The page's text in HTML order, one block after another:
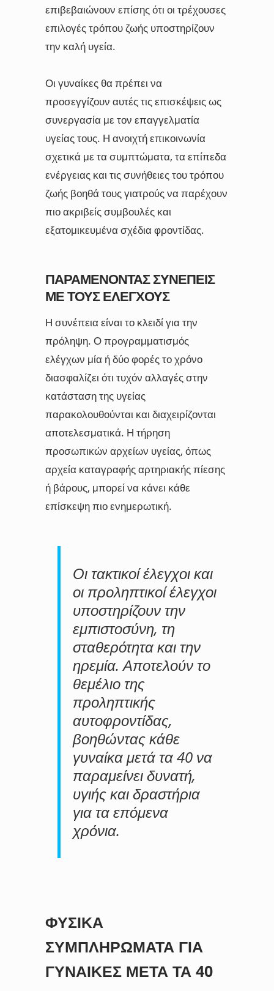
επιβεβαιώνουν επίσης ότι οι τρέχουσες
επιλογές τρόπου ζωής υποστηρίζουν
την καλή υγεία.
Οι γυναίκες θα πρέπει να
προσεγγίζουν αυτές τις επισκέψεις ως
συνεργασία με τον επαγγελματία
υγείας τους. Η ανοιχτή επικοινωνία
σχετικά με τα συμπτώματα, τα επίπεδα
ενέργειας και τις συνήθειες του τρόπου
ζωής βοηθά τους γιατρούς να παρέχουν
πιο ακριβείς συμβουλές και
εξατομικευμένα σχέδια φροντίδας.
ΠΑΡΑΜΈΝΟΝΤΑΣ ΣΥΝΕΠΕΊΣ
ΜΕ ΤΟΥΣ ΕΛΈΓΧΟΥΣ
Η συνέπεια είναι το κλειδί για την
πρόληψη. Ο προγραμματισμός
ελέγχων μία ή δύο φορές το χρόνο
διασφαλίζει ότι τυχόν αλλαγές στην
κατάσταση της υγείας
παρακολουθούνται και διαχειρίζονται
αποτελεσματικά. Η τήρηση
προσωπικών αρχείων υγείας, όπως
αρχεία καταγραφής αρτηριακής πίεσης
ή βάρους, μπορεί να κάνει κάθε
επίσκεψη πιο ενημερωτική.
Οι τακτικοί έλεγχοι και
οι προληπτικοί έλεγχοι
υποστηρίζουν την
εμπιστοσύνη, τη
σταθερότητα και την
ηρεμία. Αποτελούν το
θεμέλιο της
προληπτικής
αυτοφροντίδας,
βοηθώντας κάθε
γυναίκα μετά τα 40 να
παραμείνει δυνατή,
υγιής και δραστήρια
για τα επόμενα
χρόνια.
ΦΥΣΙΚΆ
ΣΥΜΠΛΗΡΏΜΑΤΑ ΓΙΑ
ΓΥΝΑΊΚΕΣ ΜΕΤΆ ΤΑ 40